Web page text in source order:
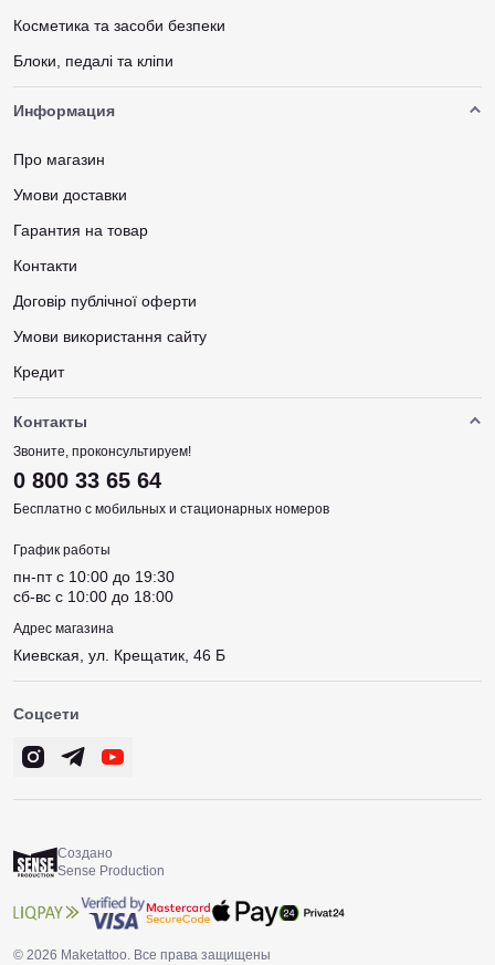
Косметика та засоби безпеки
Блоки, педалі та кліпи
Информация
Про магазин
Умови доставки
Гарантия на товар
Контакти
Договір публічної оферти
Умови використання сайту
Кредит
Контакты
Звоните, проконсультируем!
0 800 33 65 64
Бесплатно с мобильных и стационарных номеров
График работы
пн-пт c 10:00 до 19:30
сб-вс c 10:00 до 18:00
Адрес магазина
Киевская, ул. Крещатик, 46 Б
Соцсети
Создано
Sense Production
© 2026 Maketattoo. Все права защищены